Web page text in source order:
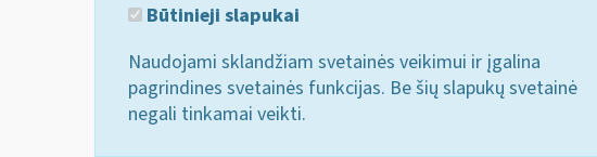
Būtinieji slapukai
Naudojami sklandžiam svetainės veikimui ir įgalina
pagrindines svetainės funkcijas. Be šių slapukų svetainė
negali tinkamai veikti.